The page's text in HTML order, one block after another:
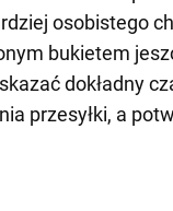
osobistego
bukietem
dokładny
przesyłki, a